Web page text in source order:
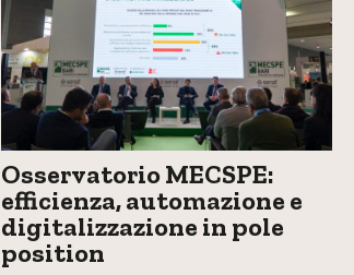
Osservatorio MECSPE:
efficienza, automazione e
digitalizzazione in pole
position